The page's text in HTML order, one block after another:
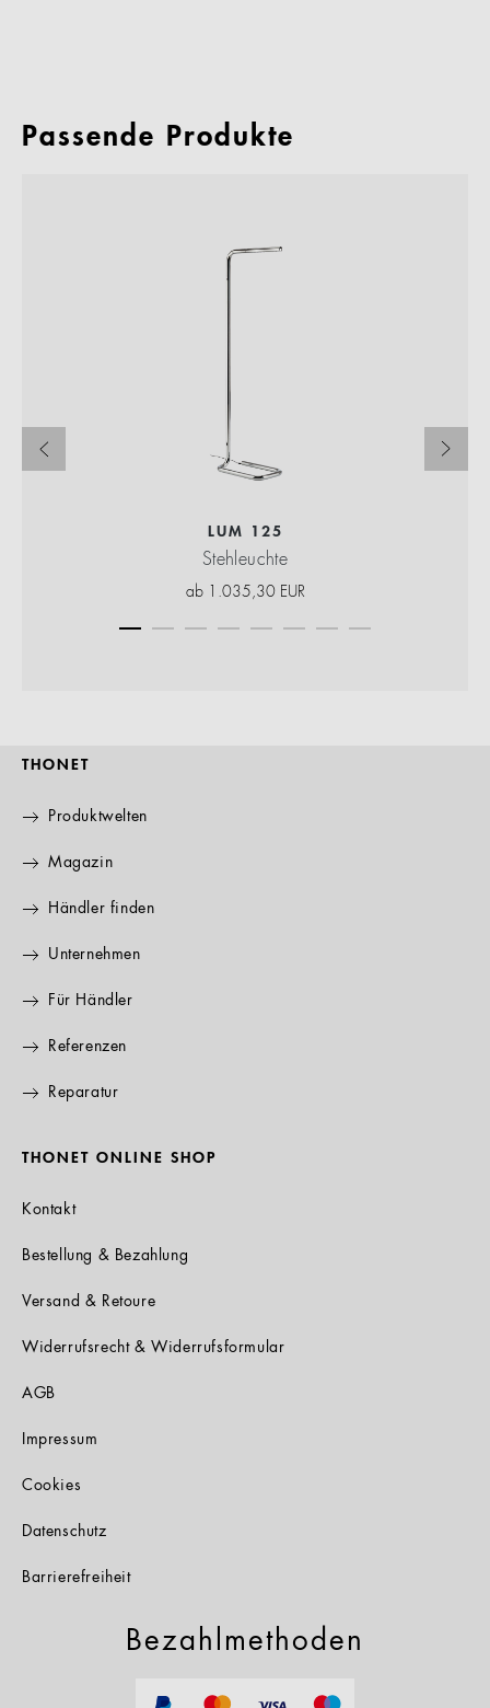
Passende Produkte
LUM 125
Stehleuchte
ab 1.035,30 EUR
THONET
Produktwelten
Magazin
Händler finden
Unternehmen
Für Händler
Referenzen
Reparatur
THONET ONLINE SHOP
Kontakt
Bestellung & Bezahlung
Versand & Retoure
Widerrufsrecht & Widerrufsformular
AGB
Impressum
Cookies
Datenschutz
Barrierefreiheit
Bezahlmethoden